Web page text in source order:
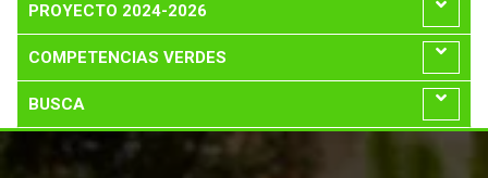
PROYECTO 2024-2026
COMPETENCIAS VERDES
BUSCA